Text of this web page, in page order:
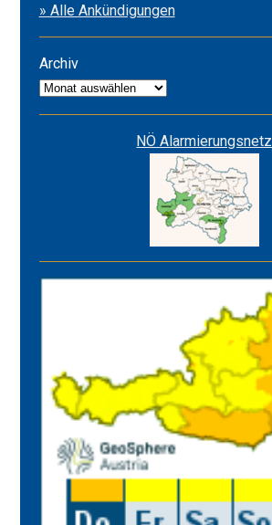
&
Alarmstufe
» Alle Ankündigungen
Archiv
Archiv
NÖ Alarmierungsnetz